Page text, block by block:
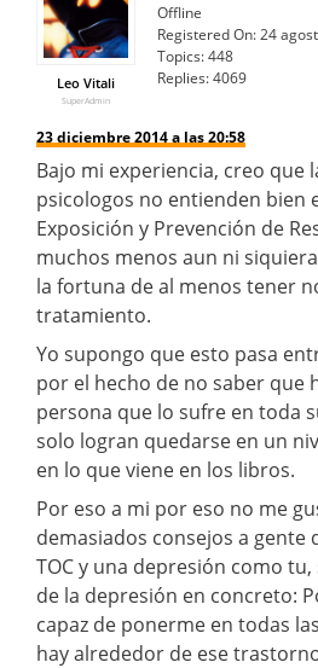
Leo Vitali
SuperAdmin
Offline
Registered On:24
Topics:448
Replies:4069
23 diciembre 2014 a las 20:58
Bajo mi experiencia, creo que
psicologos no entienden bien
Exposición y Prevención de
muchos menos aun ni
la fortuna de al menos tener
tratamiento.
Yo supongo que esto pasa
por el hecho de no saber que
persona que lo sufre en toda
solo logran quedarse en un
en lo que viene en los libros.
Por eso a mi por eso no me
demasiados consejos a gente
TOC y una depresión como
de la depresión en concreto:
capaz de ponerme en todas
hay alrededor de ese